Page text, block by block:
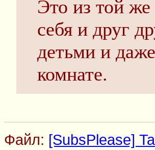
Это из той
себя и друг
детьми и
комнате.
Файл: [SubsPlease]